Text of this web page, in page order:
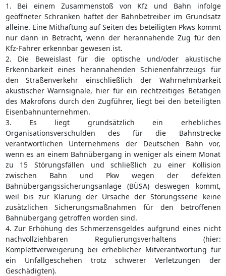
1. Bei einem Zusammenstoß von Kfz und Bahn infolge
geöffneter Schranken haftet der Bahnbetreiber im Grundsatz
alleine. Eine Mithaftung auf Seiten des beteiligten Pkws kommt
nur dann in Betracht, wenn der herannahende Zug für den
Kfz-Fahrer erkennbar gewesen ist.
2. Die Beweislast für die optische und/oder akustische
Erkennbarkeit eines herannahenden Schienenfahrzeugs für
den Straßenverkehr einschließlich der Wahrnehmbarkeit
akustischer Warnsignale, hier für ein rechtzeitiges Betätigen
des Makrofons durch den Zugführer, liegt bei den beteiligten
Eisenbahnunternehmen.
3. Es liegt grundsätzlich ein erhebliches
Organisationsverschulden des für die Bahnstrecke
verantwortlichen Unternehmens der Deutschen Bahn vor,
wenn es an einem Bahnübergang in weniger als einem Monat
zu 15 Störungsfällen und schließlich zu einer Kollision
zwischen Bahn und Pkw wegen der defekten
Bahnübergangssicherungsanlage (BÜSA) deswegen kommt,
weil bis zur Klärung der Ursache der Störungsserie keine
zusätzlichen Sicherungsmaßnahmen für den betroffenen
Bahnübergang getroffen worden sind.
4. Zur Erhöhung des Schmerzensgeldes aufgrund eines nicht
nachvollziehbaren Regulierungsverhaltens (hier:
Komplettverweigerung bei erheblicher Mitverantwortung für
ein Unfallgeschehen trotz schwerer Verletzungen der
Geschädigten).